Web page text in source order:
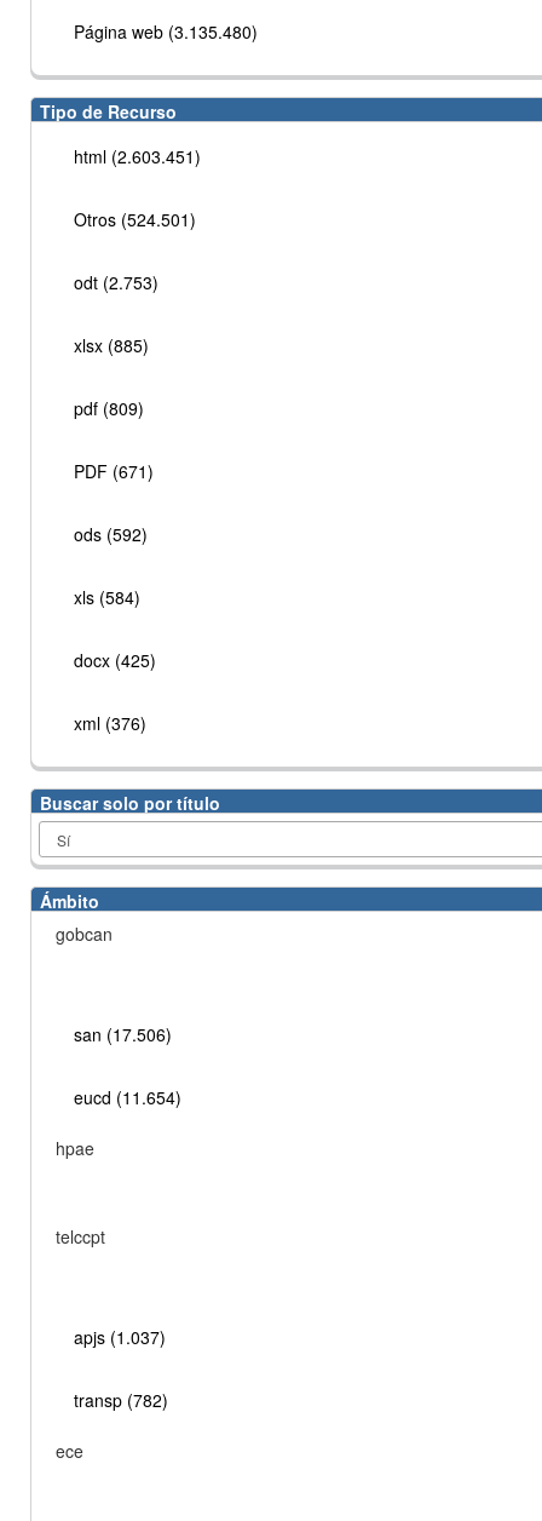
Página web (3.135.480)
Tipo de Recurso
html (2.603.451)
Otros (524.501)
odt (2.753)
xlsx (885)
pdf (809)
PDF (671)
ods (592)
xls (584)
docx (425)
xml (376)
Buscar solo por título
Ámbito
gobcan
san (17.506)
eucd (11.654)
hpae
telccpt
apjs (1.037)
transp (782)
ece